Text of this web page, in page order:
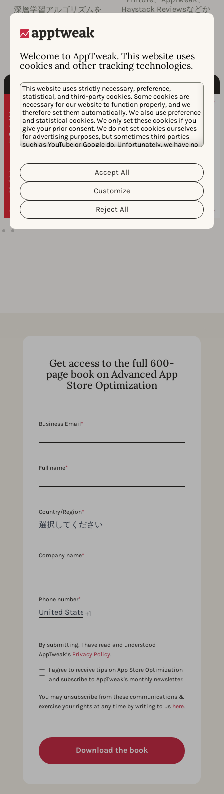
Welcome to AppTweak. This website uses
cookies and other tracking technologies.
This website uses strictly necessary, preference,
statistical, and third-party cookies. Some cookies are
necessary for our website to function properly, and we
therefore set them automatically. We also use preference
and statistical cookies. We only set these cookies if you
give your prior consent. We do not set cookies ourselves
for advertising purposes, but sometimes third parties
such as YouTube or Google do. Unfortunately, we have no
personal data and the different cookies we use, please
read our
Cookie Policy&Privacy Policy
customize your cookie settings and preferences by
clicking the “Customize” button.
Reject All
Customize
Accept All
深層学習アルゴリズムを
を強調します。
Haystack Reviewsなどか
Get access to the full 600-
page book on Advanced App
Store Optimization
Business Email*
Full name*
Country/Region*
Company name*
Phone number*
By submitting, I have read and understood
AppTweak’s Privacy Policy
I agree to receive tips on App Store Optimization
and subscribe to AppTweak's monthly newsletter.
You may unsubscribe from these communications &
exercise your rights at any time by writing to us here